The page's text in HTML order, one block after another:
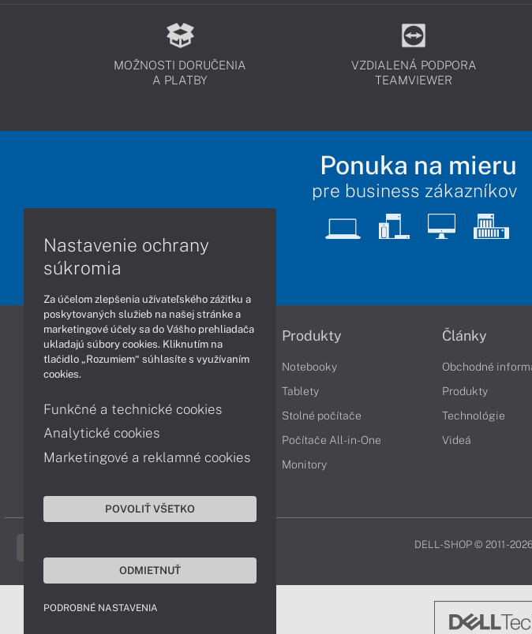
MOŽNOSTI DORUČENIA
A PLATBY
VZDIALENÁ PODPORA
TEAMVIEWER
Ponuka na mieru
pre business zákazníkov
Informácie
Obchodné podmienky
Ochrana osobných údajov
Vrátenie tovaru
Vyhlásenie o prístupnosti
Produkty
Notebooky
Tablety
Stolné počítače
Počítače All-in-One
Monitory
Články
Obchodné
Produkty
Technológie
Videá
DELL-SHOP © 2011 -
Nastavenie ochrany
súkromia
Za účelom zlepšenia užívateľského zážitku a
poskytovaných služieb na našej stránke a
marketingové účely sa do Vášho prehliadača
ukladajú súbory cookies. Kliknutím na
tlačidlo „Rozumiem“ súhlasíte s využívaním
cookies.
Funkčné a technické cookies
Analytické cookies
Marketingové a reklamné cookies
POVOLIŤ VŠETKO
ODMIETNUŤ
PODROBNÉ NASTAVENIA